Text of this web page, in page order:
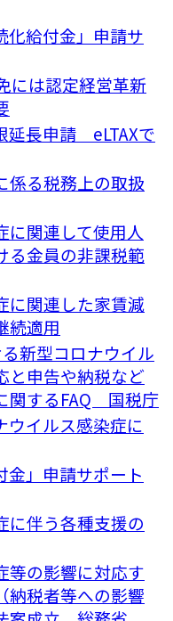
給付金」申請サ
には認定経営革新
延長申請 eLTAXで
係る税務上の取扱
に関連して使用人
る金員の非課税範
に関連した家賃減
続適用
新型コロナウイル
と申告や納税など
関するFAQ 国税庁
ウイルス感染症に
金」申請サポート
に伴う各種支援の
等の影響に対応す
納税者等への影響